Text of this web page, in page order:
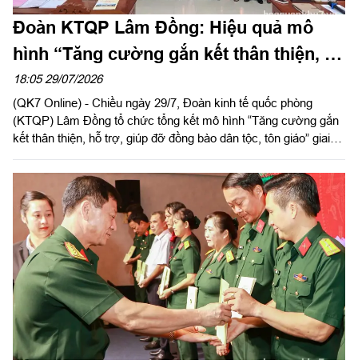
Đoàn KTQP Lâm Đồng: Hiệu quả mô
hình “Tăng cường gắn kết thân thiện, hỗ
trợ, giúp đỡ đồng bào dân tộc, tôn giáo”
18:05 29/07/2026
(QK7 Online) - Chiều ngày 29/7, Đoàn kinh tế quốc phòng
(KTQP) Lâm Đồng tổ chức tổng kết mô hình “Tăng cường gắn
kết thân thiện, hỗ trợ, giúp đỡ đồng bào dân tộc, tôn giáo” giai
Chính trị Quân khu dự chỉ đạo hội nghị.